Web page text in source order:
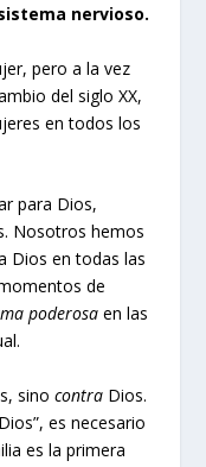
nervioso.
pero a la vez
del siglo XX,
en todos los
para Dios,
Nosotros hemos
Dios en todas las
de
poderosa en las
sino contra Dios.
es necesario
es la primera